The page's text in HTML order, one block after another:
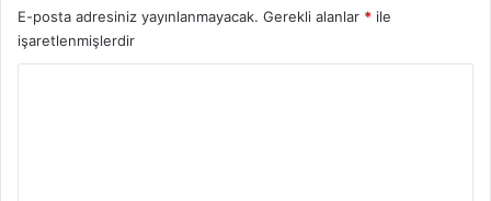
E-posta adresiniz yayınlanmayacak. Gerekli alanlar * ile
işaretlenmişlerdir